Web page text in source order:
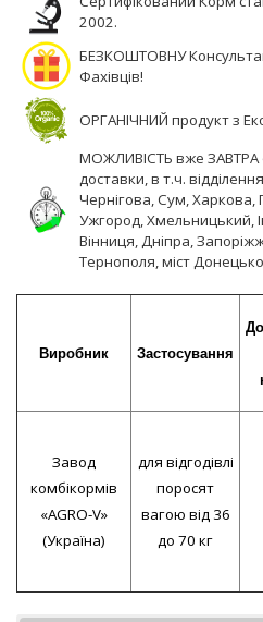
2002.
БЕЗКОШТОВНУ
Фахівців!
ОРГАНІЧНИЙ продукт з
МОЖЛИВІСТЬ вже ЗАВТРА
доставки, в т.ч.
Чернігова, Сум, Харкова,
Ужгород, Хмельницький,
Вінниця, Дніпра,
Тернополя, міст
Виробник Застосування
Завод
комбікормів
«AGRO-V»
(Україна)
для відгодівлі
поросят
вагою від 36
до 70 кг